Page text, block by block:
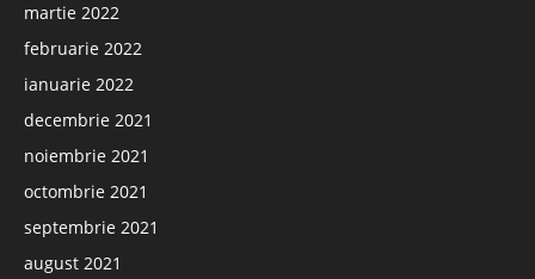
martie 2022
februarie 2022
ianuarie 2022
decembrie 2021
noiembrie 2021
octombrie 2021
septembrie 2021
august 2021